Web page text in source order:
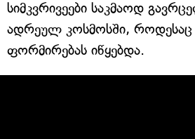
სიმკვრივეები საკმაოდ
ადრეულ კოსმოსში, როდესაც
ფორმირებას იწყებდა.